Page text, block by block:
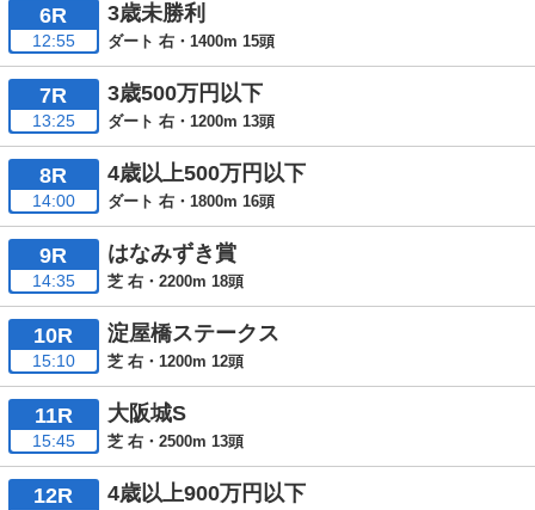
6R
12:55
3歳未勝利
ダート 右・1400m 15頭
7R
13:25
3歳500万円以下
ダート 右・1200m 13頭
8R
14:00
4歳以上500万円以下
ダート 右・1800m 16頭
9R
14:35
はなみずき賞
芝 右・2200m 18頭
10R
15:10
淀屋橋ステークス
芝 右・1200m 12頭
11R
15:45
大阪城S
芝 右・2500m 13頭
12R 4歳以上900万円以下